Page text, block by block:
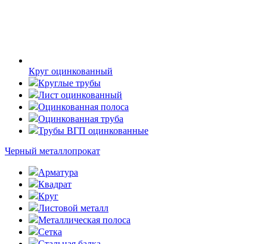
Круг оцинкованный
Круглые трубы
Лист оцинкованный
Оцинкованная полоса
Оцинкованная труба
Трубы ВГП оцинкованные
Черный металлопрокат
Арматура
Квадрат
Круг
Листовой металл
Металлическая полоса
Сетка